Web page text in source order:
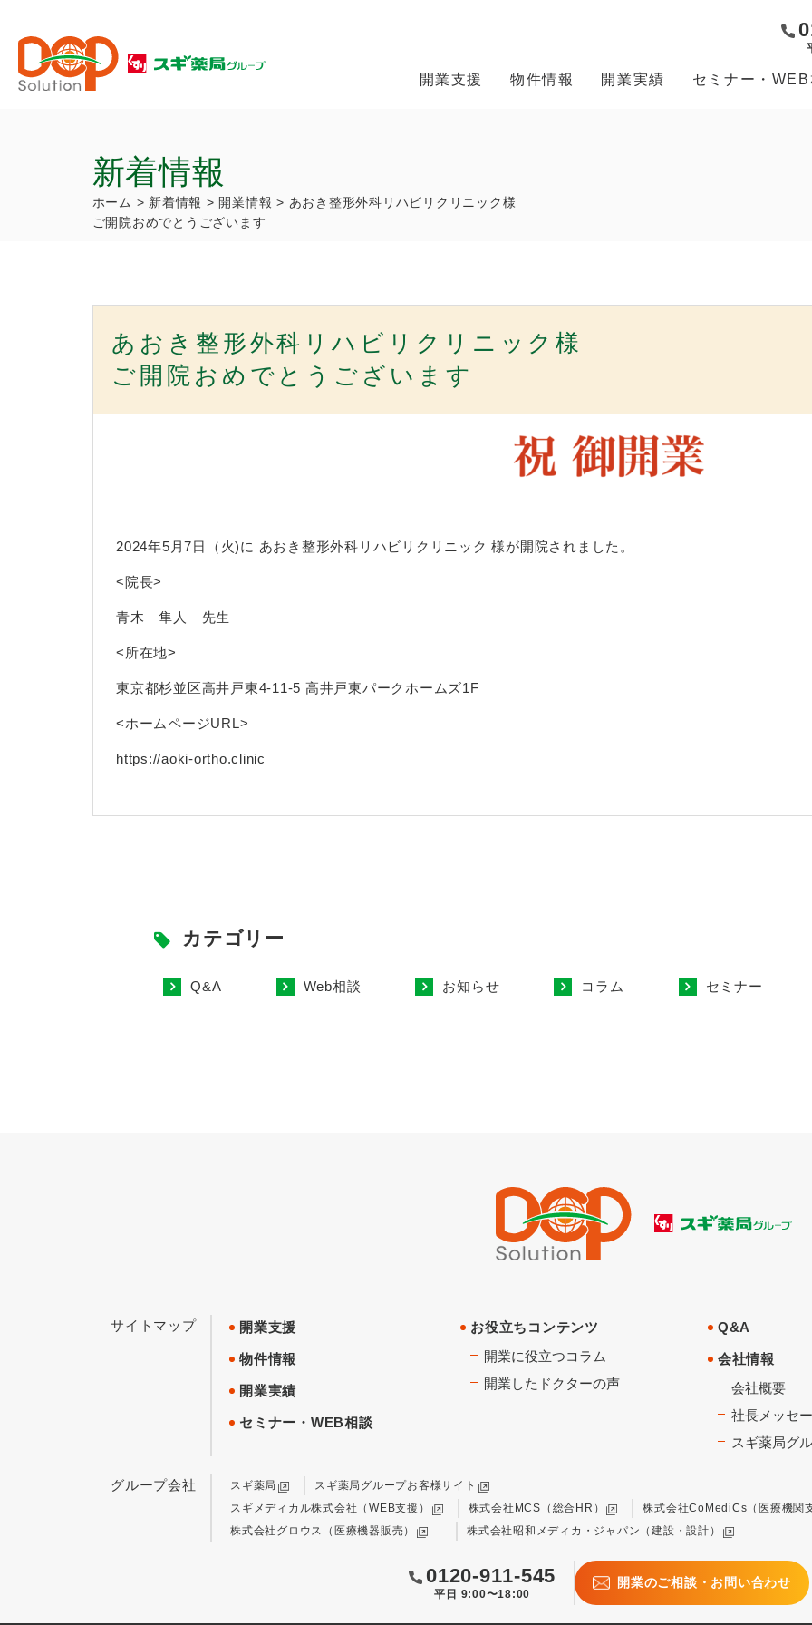
開業支援 物件情報 開業実績 セミナー・
新着情報
ホーム > 新着情報 > 開業情報 > あおき整形外科リハビリクリニック様
ご開院おめでとうございます
あおき整形外科リハビリクリニック様
ご開院おめでとうございます
2024年5月7日（火)に あおき整形外科リハビリクリニック 様が開院されました。
<院長>
青木 隼人 先生
<所在地>
東京都杉並区高井戸東4-11-5 高井戸東パークホームズ1F
<ホームページURL>
https://aoki-ortho.clinic
カテゴリー
Q&A Web相談 お知らせ コラム セミナー
サイトマップ 開業支援
物件情報
開業実績
セミナー・WEB相談
お役立ちコンテンツ
開業に役立つコラム
開業したドクターの声
Q&A
会社情報
会社概要
社長メッセ
スギ薬局グ
グループ会社 スギ薬局
スギ薬局グループお客様サイト
スギメディカル株式会社（WEB支援）
株式会社MCS（総合HR）
株式会社CoMediCs（医療機関
株式会社グロウス（医療機器販売）
株式会社昭和メディカ・ジャパン（建設・設計）
0120-911-545
平日 9:00〜18:00
開業のご相談・お問い合わせ